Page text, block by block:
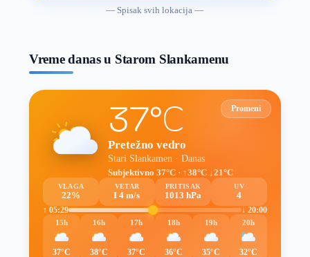
— Spisak svih lokacija —
Vreme danas u Starom Slankamenu
Promeni
37°C
Pretežno vedro
Stari Slankamen · Danas
Subjektivno 37°C · ↑38°C ↓21°C
VLAGA
22%
VETAR
I 4 m/s
PRITISAK
1013 hPa
UV
4
↑ 05:29
↓ 20:00
15h
37°C
16h
38°C
17h
37°C
18h
36°C
19h
35°C
20h
32°C